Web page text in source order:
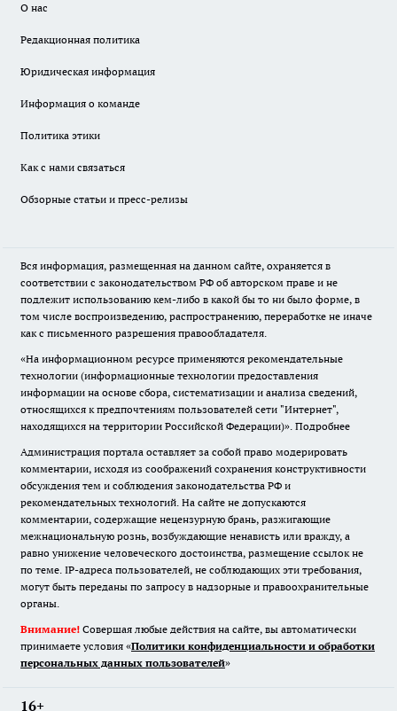
О нас
Редакционная политика
Юридическая информация
Информация о команде
Политика этики
Как с нами связаться
Обзорные статьи и пресс-релизы
Вся информация, размещенная на данном сайте, охраняется в
соответствии с законодательством РФ об авторском праве и не
подлежит использованию кем-либо в какой бы то ни было форме, в
том числе воспроизведению, распространению, переработке не иначе
как с письменного разрешения правообладателя.
«На информационном ресурсе применяются рекомендательные
технологии (информационные технологии предоставления
информации на основе сбора, систематизации и анализа сведений,
относящихся к предпочтениям пользователей сети "Интернет",
находящихся на территории Российской Федерации)». Подробнее
Администрация портала оставляет за собой право модерировать
комментарии, исходя из соображений сохранения конструктивности
обсуждения тем и соблюдения законодательства РФ и
рекомендательных технологий. На сайте не допускаются
комментарии, содержащие нецензурную брань, разжигающие
межнациональную рознь, возбуждающие ненависть или вражду, а
равно унижение человеческого достоинства, размещение ссылок не
по теме. IP-адреса пользователей, не соблюдающих эти требования,
могут быть переданы по запросу в надзорные и правоохранительные
органы.
Внимание! Совершая любые действия на сайте, вы автоматически
принимаете условия «Политики конфиденциальности и обработки
персональных данных пользователей»
16+